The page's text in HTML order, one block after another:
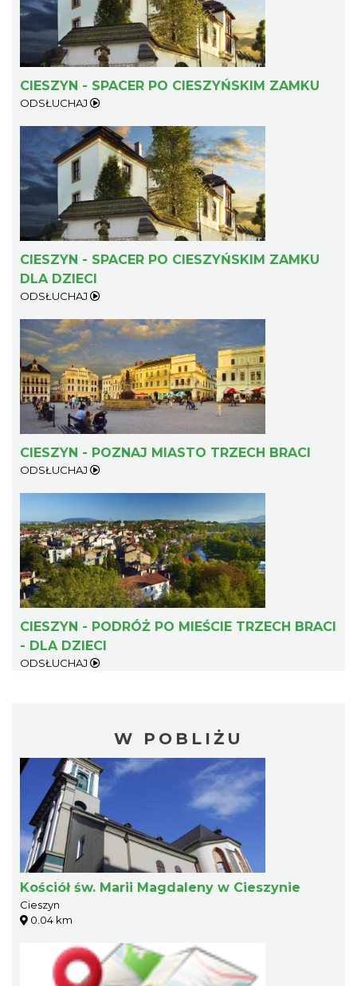
CIESZYN - SPACER PO CIESZYŃSKIM ZAMKU
ODSŁUCHAJ
CIESZYN - SPACER PO CIESZYŃSKIM ZAMKU
DLA DZIECI
ODSŁUCHAJ
CIESZYN - POZNAJ MIASTO TRZECH BRACI
ODSŁUCHAJ
CIESZYN - PODRÓŻ PO MIEŚCIE TRZECH BRACI
- DLA DZIECI
ODSŁUCHAJ
W POBLIŻU
Kościół św. Marii Magdaleny w Cieszynie
Cieszyn
0.04 km